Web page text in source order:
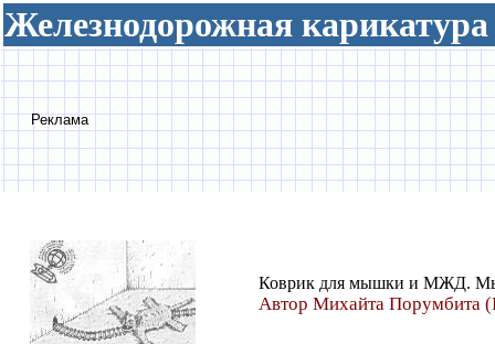
Железнодорожная карикатура
Реклама
Коврик для мышки и МЖД.
Автор Михайта Порумбита